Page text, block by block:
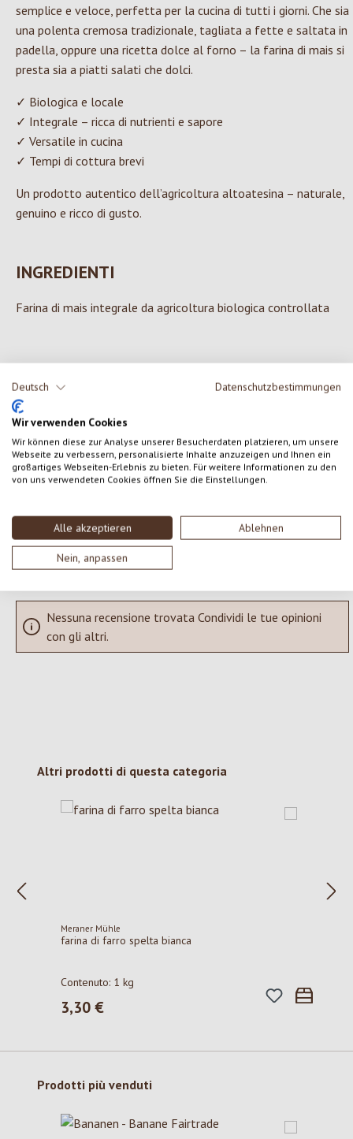
Deutsch Datenschutzbestimmungen
Wir verwenden Cookies
Wir können diese zur Analyse unserer Besucherdaten platzieren, um unsere
Webseite zu verbessern, personalisierte Inhalte anzuzeigen und Ihnen ein
großartiges Webseiten-Erlebnis zu bieten. Für weitere Informationen zu den
von uns verwendeten Cookies öffnen Sie die Einstellungen.
Alle akzeptieren Ablehnen
Nein, anpassen
semplice e veloce, perfetta per la cucina di tutti i giorni. Che sia
una polenta cremosa tradizionale, tagliata a fette e saltata in
padella, oppure una ricetta dolce al forno – la farina di mais si
presta sia a piatti salati che dolci.
✓ Biologica e locale
✓ Integrale – ricca di nutrienti e sapore
✓ Versatile in cucina
✓ Tempi di cottura brevi
Un prodotto autentico dell’agricoltura altoatesina – naturale,
genuino e ricco di gusto.
INGREDIENTI
Farina di mais integrale da agricoltura biologica controllata
0 di 0 valutazioni
Valutazione media di 0 su 5 stelle
Formula una valutazione!
Condividi le tue esperienze con il prodotto con altri clienti.
Visualizza le valutazioni solo nella lingua corrente.
Nessuna recensione trovata Condividi le tue opinioni
con gli altri.
Salta la galleria dei prodotti
Altri prodotti di questa categoria
Meraner Mühle
farina di farro spelta bianca
Contenuto: 1 kg
Prezzo normale:
3,30 €
Salta la galleria dei prodotti
Prodotti più venduti